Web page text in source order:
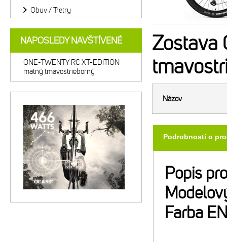
Zostava
Názov
Podrobnosti o
Popis
Farba
Obuv / Tretry
NAPOSLEDY NAVŠTÍVENÉ
ONE-TWENTY RC XT-EDITION
matný tmavostrieborný